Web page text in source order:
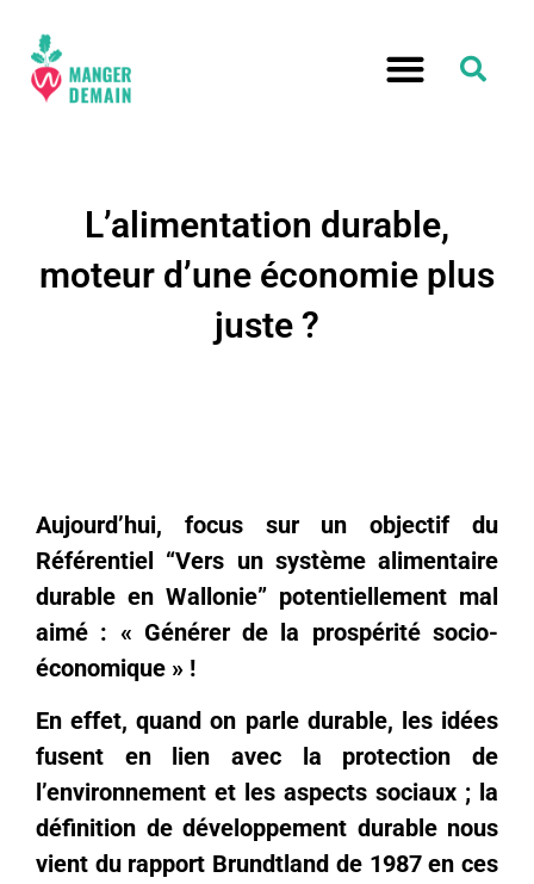
L’alimentation durable,
moteur d’une économie plus
juste ?
Aujourd’hui, focus sur un objectif du
Référentiel “Vers un système alimentaire
durable en Wallonie” potentiellement mal
aimé : « Générer de la prospérité socio-
économique » !
En effet, quand on parle durable, les idées
fusent en lien avec la protection de
l’environnement et les aspects sociaux ; la
définition de développement durable nous
vient du rapport Brundtland de 1987 en ces